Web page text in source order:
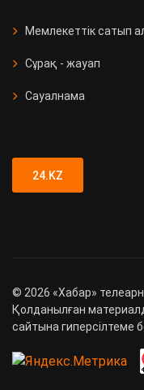
Мемлекеттік сатып
Сұрақ - жауап
Сауалнама
24.KZ
© 2026 «Хабар»
Қолданылған
сайтына гиперсілтеме